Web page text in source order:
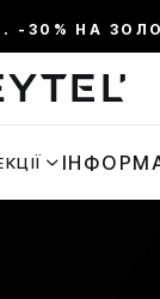
-30% НА